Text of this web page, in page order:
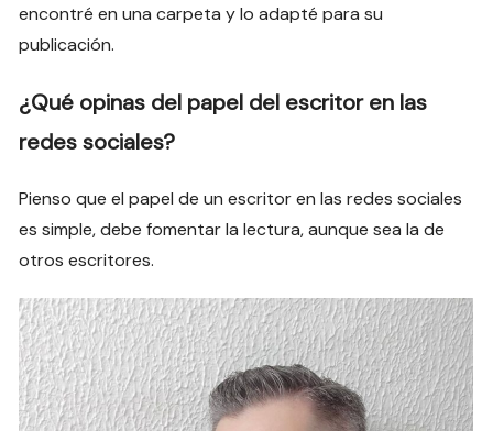
encontré en una carpeta y lo adapté para su
publicación.
¿Qué opinas del papel del escritor en las
redes sociales?
Pienso que el papel de un escritor en las redes sociales
es simple, debe fomentar la lectura, aunque sea la de
otros escritores.